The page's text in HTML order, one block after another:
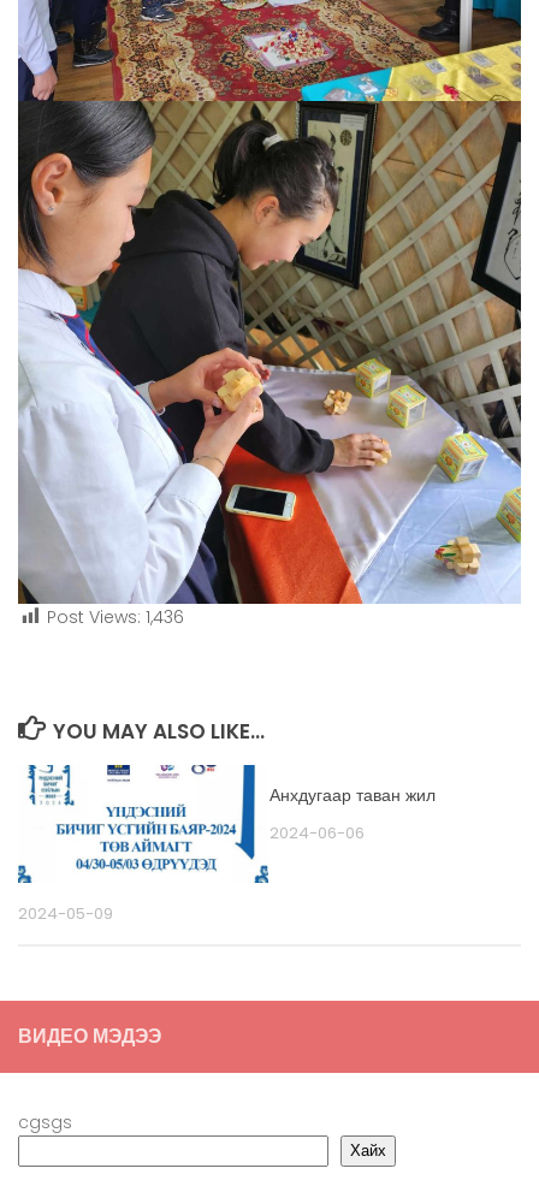
Post Views: 1,436
YOU MAY ALSO LIKE...
2024-05-09
Анхдугаар таван жил
2024-06-06
ВИДЕО МЭДЭЭ
cgsgs
Хайх